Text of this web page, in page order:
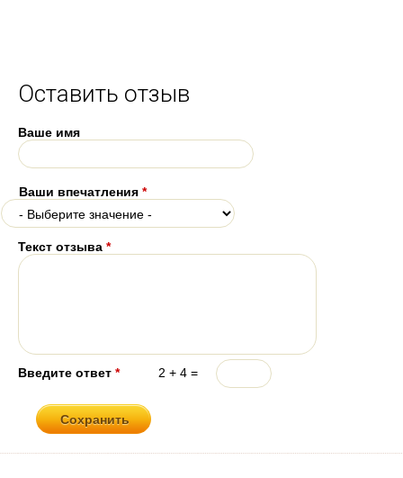
Оставить отзыв
Ваше имя
Ваши впечатления *
Текст отзыва *
Введите ответ * 2 + 4 =